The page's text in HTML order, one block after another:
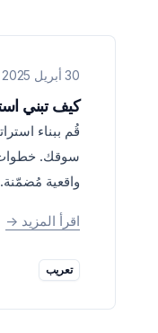
30 أبريل 2025
كيف تبني
قُم ببناء
سوقك. خطوات
واقعية مُضمّنة.
اقرأ المزيد ->
تعريب